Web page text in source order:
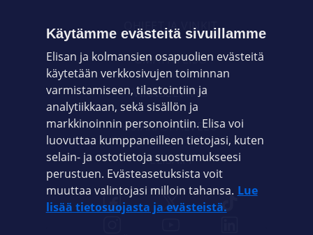
OHJEET JA VINKIT
OMAYHTEISÖ
VIANSELVITYS
ASIAKASPALVELU
ELISA.FI
Käytämme evästeitä sivuillamme
Elisan ja kolmansien osapuolien evästeitä
käytetään verkkosivujen toiminnan
varmistamiseen, tilastointiin ja
analytiikkaan, sekä sisällön ja
markkinoinnin personointiin. Elisa voi
luovuttaa kumppaneilleen tietojasi, kuten
selain- ja ostotietoja suostumukseesi
perustuen. Evästeasetuksista voit
muuttaa valintojasi milloin tahansa. Lue
lisää tietosuojasta ja evästeistä.